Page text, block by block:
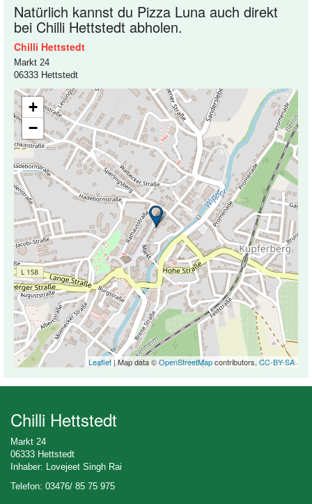
Natürlich kannst du Pizza Luna auch direkt
bei Chilli Hettstedt abholen.
Chilli Hettstedt
Markt 24
06333 Hettstedt
+
−
Leaflet| Map data ©OpenStreetMapcontributors, CC-BY-SA
Chilli Hettstedt
Markt 24
06333 Hettstedt
Inhaber: Lovejeet Singh Rai
Telefon: 03476/ 85 75 975